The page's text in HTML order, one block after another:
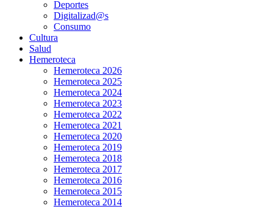
Deportes
Digitalizad@s
Consumo
Cultura
Salud
Hemeroteca
Hemeroteca 2026
Hemeroteca 2025
Hemeroteca 2024
Hemeroteca 2023
Hemeroteca 2022
Hemeroteca 2021
Hemeroteca 2020
Hemeroteca 2019
Hemeroteca 2018
Hemeroteca 2017
Hemeroteca 2016
Hemeroteca 2015
Hemeroteca 2014